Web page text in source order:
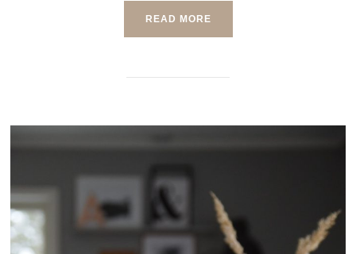
READ MORE